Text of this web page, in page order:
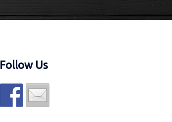
Follow Us